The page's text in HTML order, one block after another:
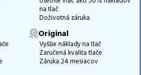
Aktuálne máme k tejto tlačiarni
ktoré riešenie je pre vaše potreby
ďalšie otázky, môžete sa na
alebo telefonicky. Sme tu, aby
na tlač
Doživotná záruka
Original
Vyššie náklady na tlač
Zaručená kvalita tlače
Záruka 24 mesiacov